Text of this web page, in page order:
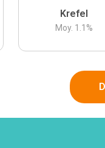
Krefel
Moy. 1.1 %